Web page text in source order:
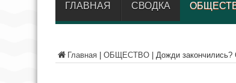
ГЛАВНАЯ СВОДКА
Главная ОБЩЕСТВО Дожди закончились?